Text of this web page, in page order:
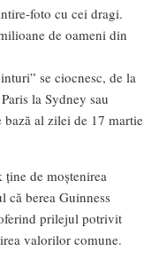
foto cu cei dragi.
de oameni din
se ciocnesc, de la
la Sydney sau
al zilei de 17 martie
de moştenirea
că berea Guinness
prilejul potrivit
valorilor comune.